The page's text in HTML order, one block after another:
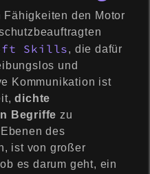
den Motor
Skills, die dafür
und
Kommunikation ist
dichte
Begriffe zu
des
ist von großer
es darum geht, ein